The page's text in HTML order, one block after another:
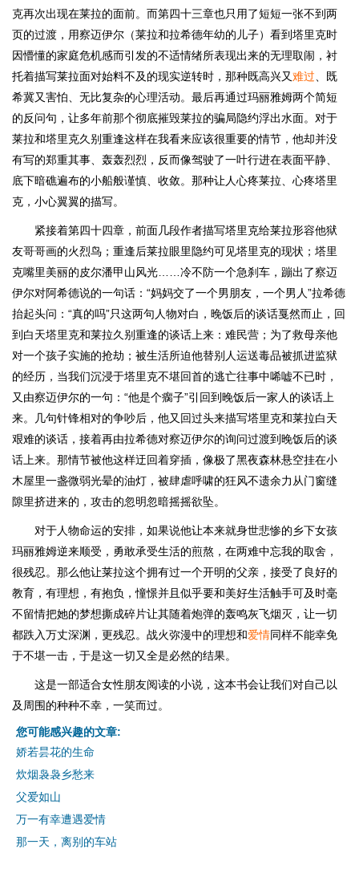
克再次出现在莱拉的面前。而第四十三章也只用了短短一张不到两
页的过渡，用察迈伊尔（莱拉和拉希德年幼的儿子）看到塔里克时
因懵懂的家庭危机感而引发的不适情绪所表现出来的无理取闹，衬
托着描写莱拉面对始料不及的现实逆转时，那种既高兴又难过 、既
希冀又害怕、无比复杂的心理活动。最后再通过玛丽雅姆两个简短
的反问句，让多年前那个彻底摧毁莱拉的骗局隐约浮出水面。对于
莱拉和塔里克久别重逢这样在我看来应该很重要的情节，他却并没
有写的郑重其事、轰轰烈烈，反而像驾驶了一叶行进在表面平静、
底下暗礁遍布的小船般谨慎、收敛。那种让人心疼莱拉、心疼塔里
克，小心翼翼的描写。
紧接着第四十四章，前面几段作者描写塔里克给莱拉形容他狱
友哥哥画的火烈鸟；重逢后莱拉眼里隐约可见塔里克的现状；塔里
克嘴里美丽的皮尔潘甲山风光……冷不防一个急刹车，蹦出了察迈
伊尔对阿希德说的一句话：“妈妈交了一个男朋友，一个男人”拉希德
抬起头问：“真的吗”只这两句人物对白，晚饭后的谈话戛然而止，回
到白天塔里克和莱拉久别重逢的谈话上来：难民营；为了救母亲他
对一个孩子实施的抢劫；被生活所迫他替别人运送毒品被抓进监狱
的经历，当我们沉浸于塔里克不堪回首的逃亡往事中唏嘘不已时，
又由察迈伊尔的一句：“他是个瘸子”引回到晚饭后一家人的谈话上
来。几句针锋相对的争吵后，他又回过头来描写塔里克和莱拉白天
艰难的谈话，接着再由拉希德对察迈伊尔的询问过渡到晚饭后的谈
话上来。那情节被他这样迂回着穿插，像极了黑夜森林悬空挂在小
木屋里一盏微弱光晕的油灯，被肆虐呼啸的狂风不遗余力从门窗缝
隙里挤进来的，攻击的忽明忽暗摇摇欲坠。
对于人物命运的安排，如果说他让本来就身世悲惨的乡下女孩
玛丽雅姆逆来顺受，勇敢承受生活的煎熬，在两难中忘我的取舍，
很残忍。那么他让莱拉这个拥有过一个开明的父亲，接受了良好的
教育，有理想，有抱负，憧憬并且似乎要和美好生活触手可及时毫
不留情把她的梦想撕成碎片让其随着炮弹的轰鸣灰飞烟灭，让一切
都跌入万丈深渊，更残忍。战火弥漫中的理想和爱情同样不能幸免
于不堪一击，于是这一切又全是必然的结果。
这是一部适合女性朋友阅读的小说，这本书会让我们对自己以
及周围的种种不幸，一笑而过。
您可能感兴趣的文章:
娇若昙花的生命
炊烟袅袅乡愁来
父爱如山
万一有幸遭遇爱情
那一天，离别的车站